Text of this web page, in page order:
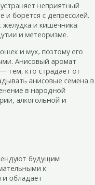
неприятный
и борется с депрессией.
и кишечника.
и метеоризме.
и мух, поэтому его
Анисовый аромат
тем, кто страдает от
анисовые семена в
в народной
алкогольной и
будущим
к
и обладает